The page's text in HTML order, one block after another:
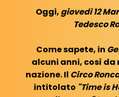
Oggi, giovedì 12
Tedesco
Come sapete, in
alcuni anni, così
nazione. Il Circo
intitolato "Time is